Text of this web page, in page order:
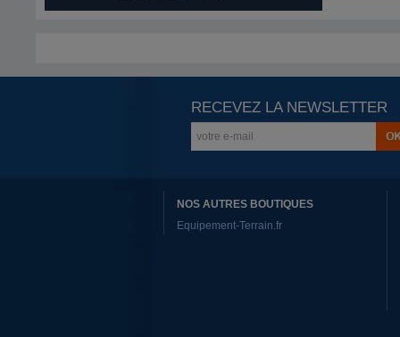
RECEVEZ LA NEWSLETTER
NOS AUTRES BOUTIQUES
Equipement-Terrain.fr